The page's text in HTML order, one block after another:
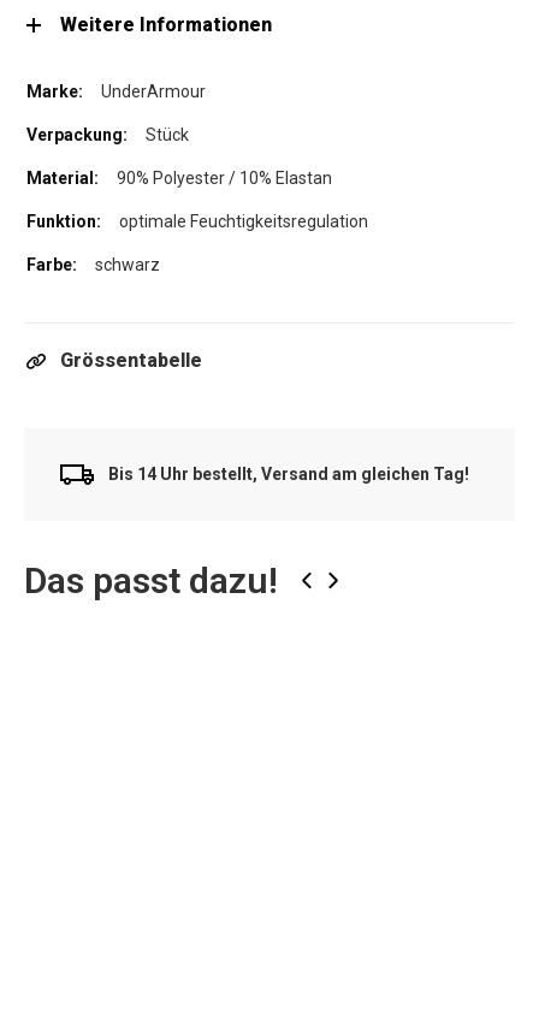
Weitere Informationen
UnderArmour
Stück
90% Polyester / 10% Elastan
optimale Feuchtigkeitsregulation
schwarz
Grössentabelle
Bis 14 Uhr bestellt, Versand am gleichen Tag!
Das passt dazu! ‹ ›